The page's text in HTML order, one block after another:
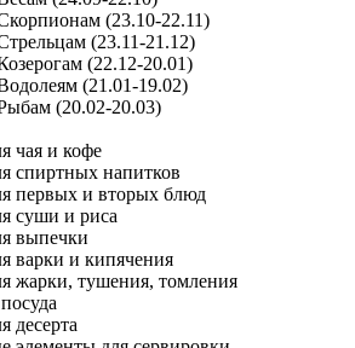
(23.10-22.11)
(23.11-21.12)
(22.12-20.01)
(21.01-19.02)
(20.02-20.03)
чая и кофе
спиртных напитков
первых и вторых блюд
суши и риса
выпечки
варки и кипячения
жарки, тушения, томления
десерта